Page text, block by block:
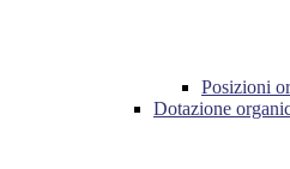
Posizioni
Dotazione